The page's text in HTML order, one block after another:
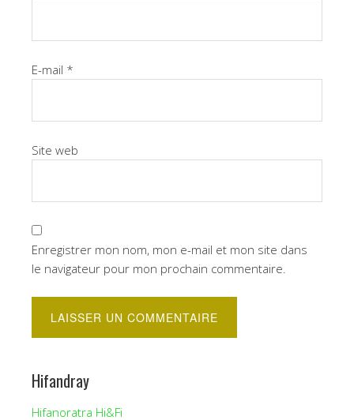
E-mail *
Site web
Enregistrer mon nom, mon e-mail et mon site dans
le navigateur pour mon prochain commentaire.
Hifandray
Hifanoratra Hi&Fi